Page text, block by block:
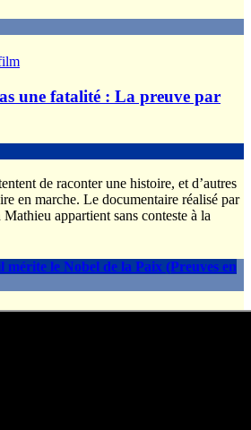
une fatalité : La preuve par
de raconter une histoire, et d’autres
en marche. Le documentaire réalisé par
appartient sans conteste à la
le Nobel de la Paix (Preuves en